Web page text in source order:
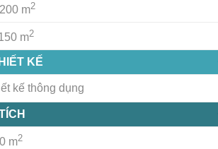
m2
m2
KẾ
kế thông dụng
m2